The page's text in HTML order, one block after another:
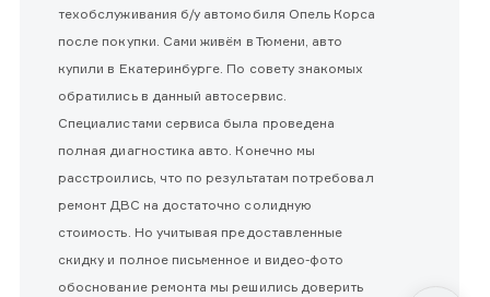
техобслуживания б/у автомобиля Опель Корса
после покупки. Сами живём в Тюмени, авто
купили в Екатеринбурге. По совету знакомых
обратились в данный автосервис.
Специалистами сервиса была проведена
полная диагностика авто. Конечно мы
расстроились, что по результатам потребовал
ремонт ДВС на достаточно солидную
стоимость. Но учитывая предоставленные
скидку и полное письменное и видео-фото
обоснование ремонта мы решились доверить